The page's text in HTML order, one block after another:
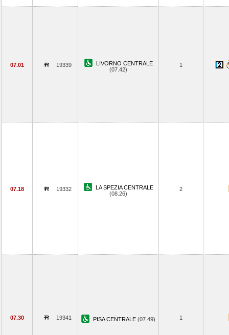
07.01 19339
LIVORNO CENTRALE
(07.42)
1
07.18 19332
LA SPEZIA CENTRALE
(08.26)
2
07.30 19341 PISA CENTRALE (07.49) 1